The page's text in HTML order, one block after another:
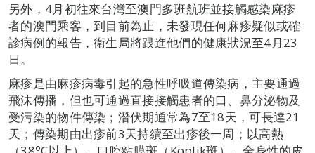
另外，4月初往來台灣至澳門多班航班並接觸感染麻疹
者的澳門乘客，到目前為止，未發現任何麻疹疑似或確
診病例的報告，衛生局將跟進他們的健康狀況至4月23
日。
麻疹是由麻疹病毒引起的急性呼吸道傳染病，主要通過
飛沫傳播，但也可通過直接接觸患者的口、鼻分泌物及
受污染的物件傳染；潛伏期通常為7至18天，可長達21
天；傳染期由出疹前3天持續至出疹後一周；以高熱
o